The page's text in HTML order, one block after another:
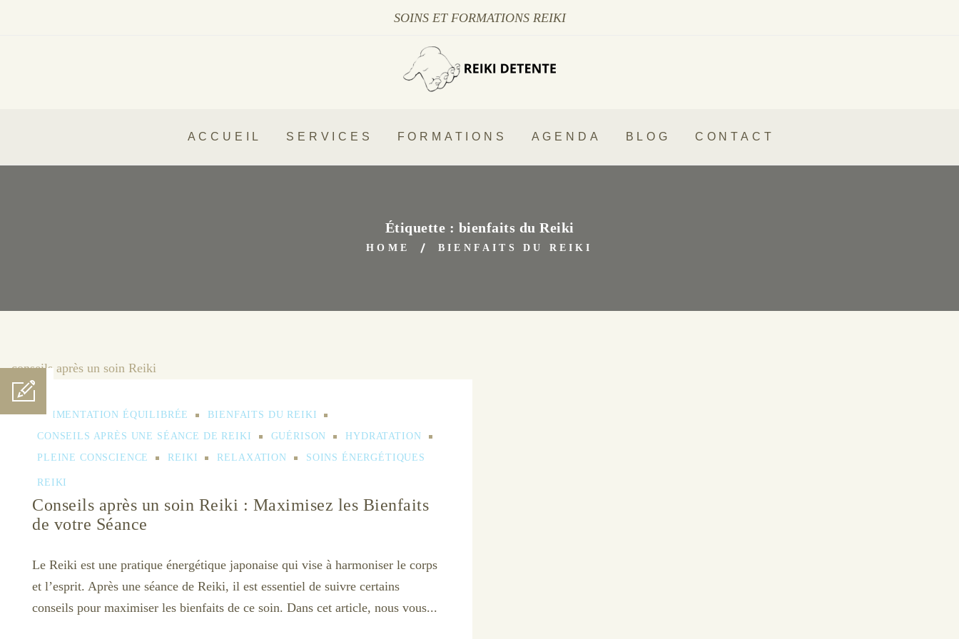
SOINS ET FORMATIONS REIKI
ACCUEIL SERVICES FORMATIONS AGENDA BLOG CONTACT
Étiquette : bienfaits du Reiki
HOME BIENFAITS DU REIKI
ALIMENTATION ÉQUILIBRÉE
BIENFAITS DU REIKI
CONSEILS APRÈS UNE SÉANCE DE REIKI
GUÉRISON
HYDRATATION
PLEINE CONSCIENCE
REIKI RELAXATION SOINS ÉNERGÉTIQUES
REIKI
Conseils après un soin Reiki : Maximisez les Bienfaits
de votre Séance
Le Reiki est une pratique énergétique japonaise qui vise à harmoniser le corps
et l’esprit. Après une séance de Reiki, il est essentiel de suivre certains
conseils pour maximiser les bienfaits de ce soin. Dans cet article, nous vous...